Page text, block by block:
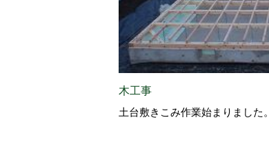
木工事
土台敷きこみ作業始まりました。